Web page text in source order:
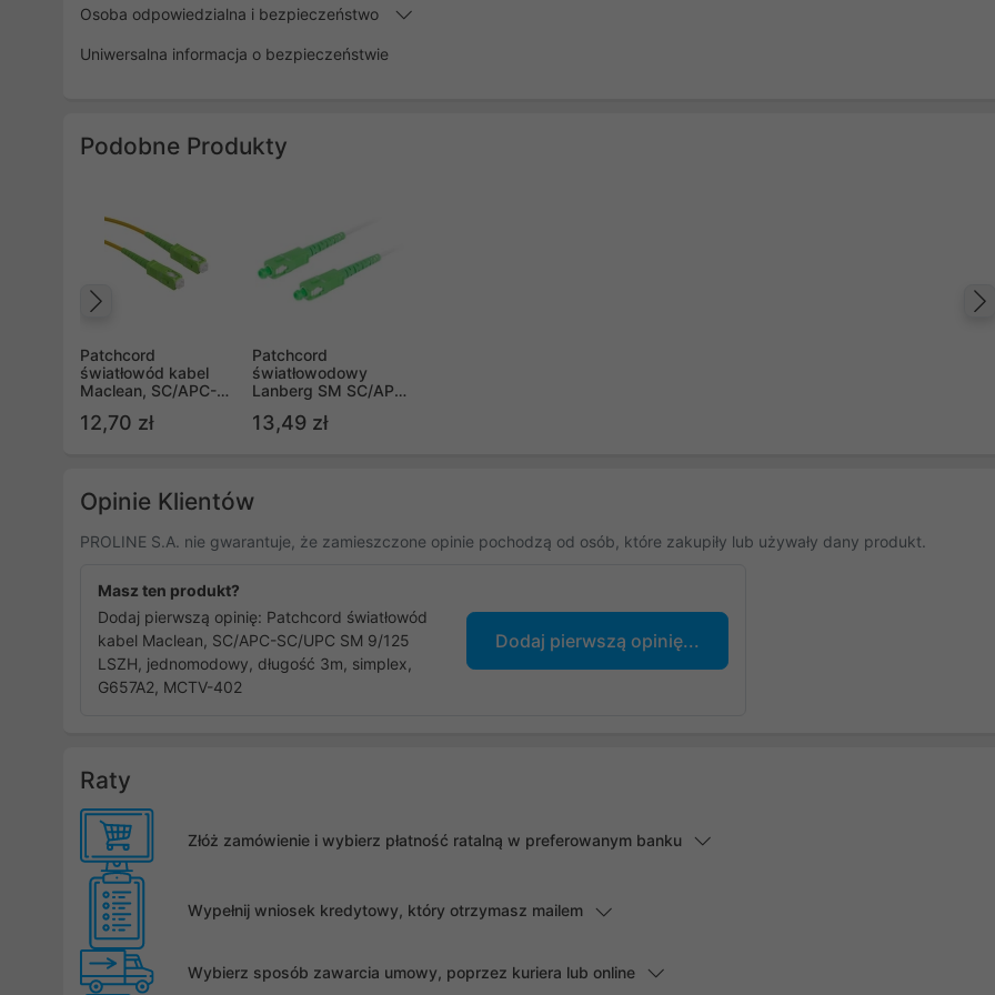
Osoba odpowiedzialna i bezpieczeństwo
Uniwersalna informacja o bezpieczeństwie
Podobne Produkty
Patchcord
światłowód kabel
Maclean, SC/APC-
jednomodowy,
12,70 zł
Patchcord
światłowodowy
Lanberg SM SC/APC-
3.0MM LSZH
13,49 zł
Opinie Klientów
PROLINE S.A. nie gwarantuje, że zamieszczone opinie pochodzą od osób, które zakupiły lub używały dany produkt.
Masz ten produkt?
Dodaj pierwszą opinię: Patchcord światłowód
kabel Maclean, SC/APC-SC/UPC SM 9/125
LSZH, jednomodowy, długość 3m, simplex,
G657A2, MCTV-402
Dodaj pierwszą opinię...
Raty
Złóż zamówienie i wybierz płatność ratalną w preferowanym banku
Wypełnij wniosek kredytowy, który otrzymasz mailem
Wybierz sposób zawarcia umowy, poprzez kuriera lub online